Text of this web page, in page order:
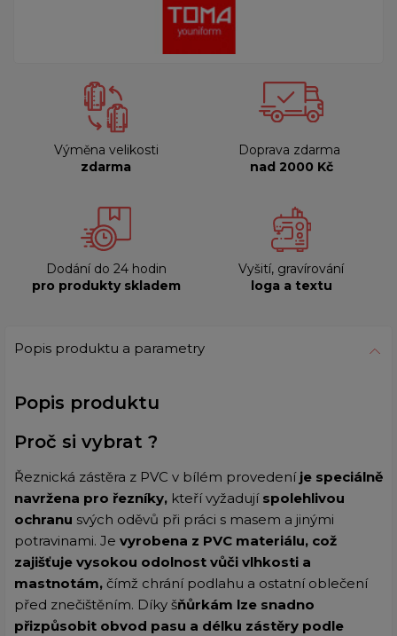
Výměna velikosti
zdarma
Doprava zdarma
nad 2000 Kč
Dodání do 24 hodin
pro produkty skladem
Vyšití, gravírování
loga a textu
Popis produktu a parametry
Popis produktu
Proč si vybrat ?
Řeznická zástěra z PVC v bílém provedení je speciálně
navržena pro řezníky, kteří vyžadují spolehlivou
ochranu svých oděvů při práci s masem a jinými
potravinami. Je vyrobena z PVC materiálu, což
zajišťuje vysokou odolnost vůči vlhkosti a
mastnotám, čímž chrání podlahu a ostatní oblečení
před znečištěním. Díky šňůrkám lze snadno
přizpůsobit obvod pasu a délku zástěry podle